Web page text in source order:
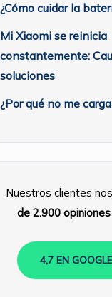
¿Cómo cuidar la
Mi Xiaomi se reinicia
constantemente:
soluciones
¿Por qué no me
Nuestros clientes
de 2.900 opiniones
4,7 EN GOOGLE